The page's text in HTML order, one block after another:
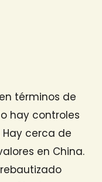
términos de
hay controles
cerca de
en China.